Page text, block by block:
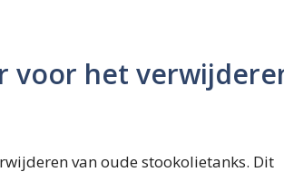
voor het
van oude stookolietanks. Dit